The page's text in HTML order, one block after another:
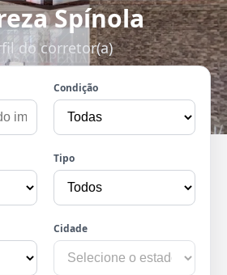
Spínola
do corretor(a)
Condição
Tipo
Cidade